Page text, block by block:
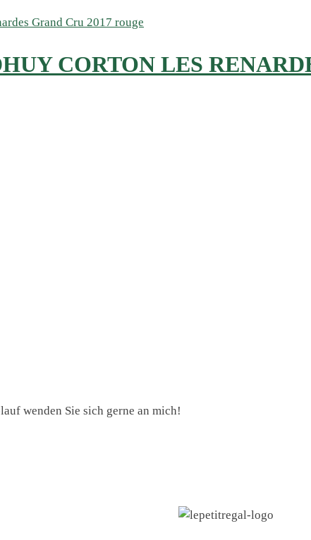
CORTON LES
wenden Sie sich gerne an mich!